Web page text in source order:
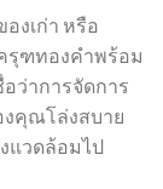
งเก่า หรือ
รุฑทองคำพร้อม
ว่าการจัดการ
งคุณโล่งสบาย
แวดล้อมไป